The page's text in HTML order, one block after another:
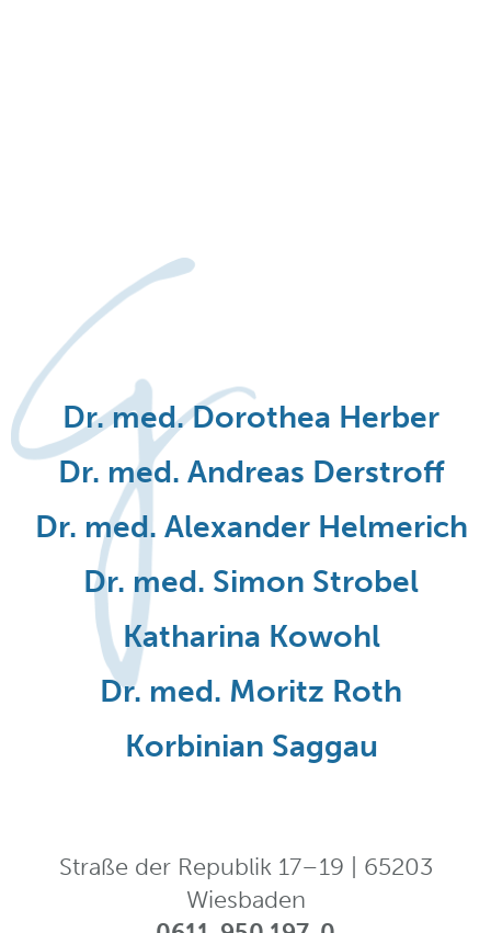
Dr. med. Dorothea Herber
Dr. med. Andreas Derstroff
Dr. med. Alexander Helmerich
Dr. med. Simon Strobel
Katharina Kowohl
Dr. med. Moritz Roth
Korbinian Saggau
Straße der Republik 17–19 | 65203
Wiesbaden